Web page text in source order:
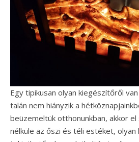
Egy tipikusan olyan kiegészítőről
talán nem hiányzik a
beüzemeltük otthonunkban, akkor
nélküle az őszi és téli estéket, olyan